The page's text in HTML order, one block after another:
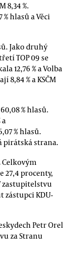
8,34 %.
hlasů a Věci
Jako druhý
TOP 09 se
12,76 % a Volba
8,84 % a KSČM
% hlasů.
a
% hlasů.
pirátská strana.
Celkovým
27,4 procenty,
zastupitelstvu
zástupci KDU-
Petr Orel
za Stranu